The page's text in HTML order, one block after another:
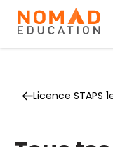
Licence STAPS